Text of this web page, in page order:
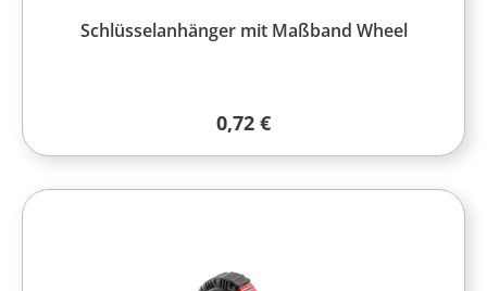
Schlüsselanhänger mit Maßband Wheel
Regulärer Preis:
0,72 €